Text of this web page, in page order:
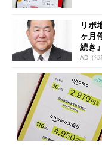
リボ
ヶ月
続き
AD（渋